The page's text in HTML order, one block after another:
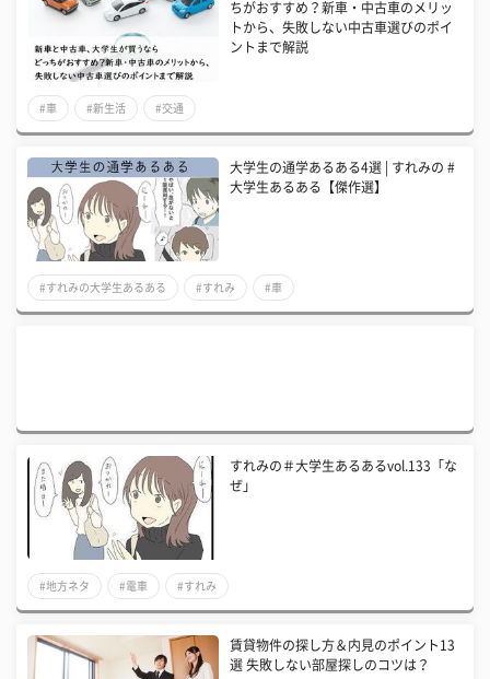
ちがおすすめ？新車・中古車のメリッ
トから、失敗しない中古車選びのポイ
ントまで解説
#車 #新生活 #交通
大学生の通学あるある4選 | すれみの #
大学生あるある【傑作選】
#すれみの大学生あるある #すれみ #車
すれみの＃大学生あるあるvol.133「な
ぜ」
#地方ネタ #電車 #すれみ
賃貸物件の探し方＆内見のポイント13
選 失敗しない部屋探しのコツは？